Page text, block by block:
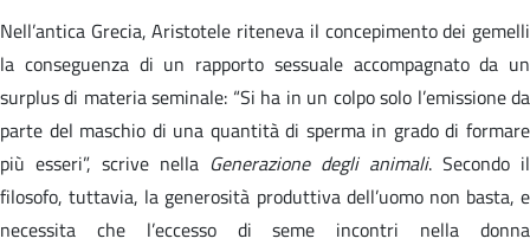
Nell’antica Grecia, Aristotele riteneva il concepimento dei gemelli
la conseguenza di un rapporto sessuale accompagnato da un
surplus di materia seminale: “Si ha in un colpo solo l’emissione da
parte del maschio di una quantità di sperma in grado di formare
più esseri”, scrive nella Generazione degli animali. Secondo il
filosofo, tuttavia, la generosità produttiva dell’uomo non basta, e
necessita che l’eccesso di seme incontri nella donna